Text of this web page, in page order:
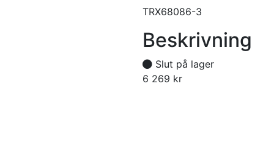
TRX68086-3
Beskrivning
Slut på lager
6 269 kr